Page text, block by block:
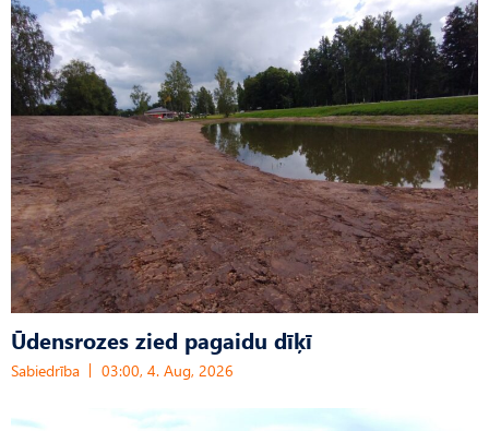
Ūdensrozes zied pagaidu dīķī
Sabiedrība 03:00, 4. Aug, 2026